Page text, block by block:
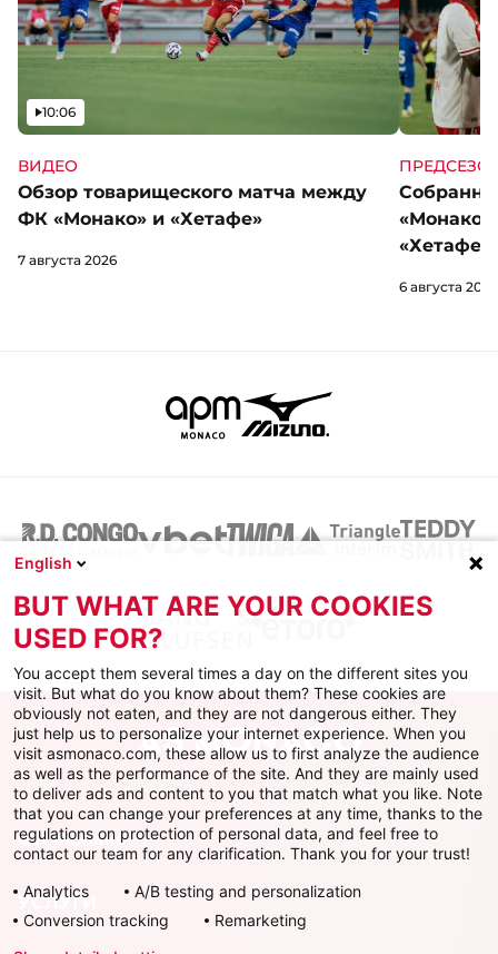
ВИДЕО
Обзор товарищеского матча между
ФК «Монако» и «Хетафе»
Видео
10:06
7 августа 2026
«Хетафе»
6 августа 2026
ФК Монако
УСЛУГИ
English
BUT WHAT ARE YOUR COOKIES
USED FOR?
You accept them several times a day on the different sites you
visit. But what do you know about them? These cookies are
obviously not eaten, and they are not dangerous either. They
just help us to personalize your internet experience. When you
visit asmonaco.com, these allow us to first analyze the audience
as well as the performance of the site. And they are mainly used
to deliver ads and content to you that match what you like. Note
that you can change your preferences at any time, thanks to the
regulations on protection of personal data, and feel free to
contact our team for any clarification. Thank you for your trust!
Analytics
A/B testing and personalization
Conversion tracking
Remarketing